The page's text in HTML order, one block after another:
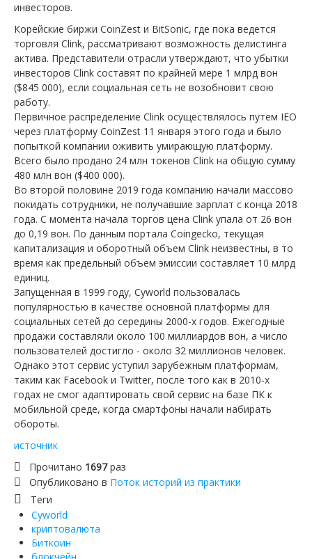
инвесторов.
Корейские биржи CoinZest и BitSonic, где пока ведется
торговля Clink, рассматривают возможность делистинга
актива. Представители отрасли утверждают, что убытки
инвесторов Clink составят по крайней мере 1 млрд вон
($845 000), если социальная сеть не возобновит свою
работу.
Первичное распределение Clink осуществлялось путем IEO
через платформу CoinZest 11 января этого года и было
попыткой компании оживить умирающую платформу.
Всего было продано 24 млн токенов Clink на общую сумму
480 млн вон ($400 000).
Во второй половине 2019 года компанию начали массово
покидать сотрудники, не получавшие зарплат с конца 2018
года. С момента начала торгов цена Clink упала от 26 вон
до 0,19 вон. По данным портала Coingecko, текущая
капитализация и оборотный объем Clink неизвестны, в то
время как предельный объем эмиссии составляет 10 млрд
единиц.
Запущенная в 1999 году, Cyworld пользовалась
популярностью в качестве основной платформы для
социальных сетей до середины 2000-х годов. Ежегодные
продажи составляли около 100 миллиардов вон, а число
пользователей достигло - около 32 миллионов человек.
Однако этот сервис уступил зарубежным платформам,
таким как Facebook и Twitter, после того как в 2010-х
годах не смог адаптировать свой сервис на базе ПК к
мобильной среде, когда смартфоны начали набирать
обороты.
источник
Прочитано 1697раз
Опубликовано в Поток историй из практики
Теги
Cyworld
криптовалюта
Биткоин